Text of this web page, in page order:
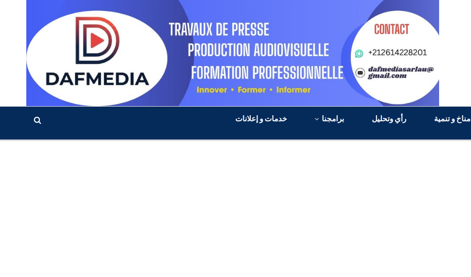
مناخ و تنمية رأي وتحليل برامجنا خدمات و إعلانات